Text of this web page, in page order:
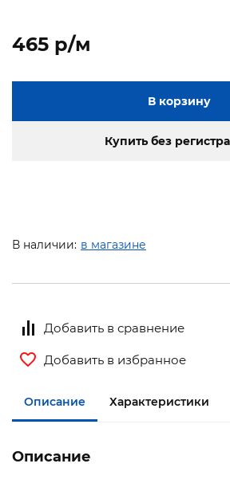
465 p/м
В корзину
Купить без
В наличии: в магазине
Добавить в сравнение
Добавить в избранное
Описание Характеристики
Описание